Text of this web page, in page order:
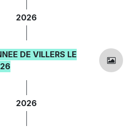
2026
DE VILLERS LE
2026